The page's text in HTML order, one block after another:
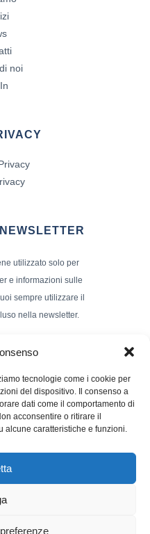
tecnologie come i cookie per
del dispositivo. Il consenso a
dati come il comportamento di
acconsentire o ritirare il
alcune caratteristiche e funzioni.
noi
utilizzato solo per
e informazioni sulle
sempre utilizzare il
nella newsletter.
Studio70